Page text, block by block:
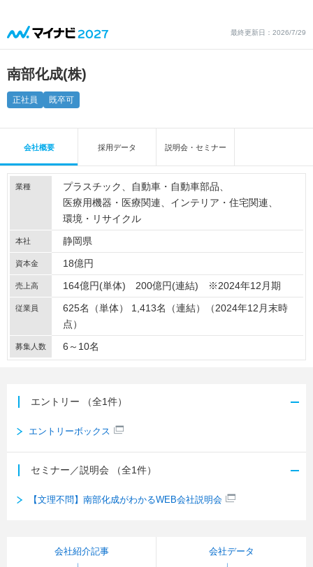
最終更新日：2026/7/29
南部化成(株)
正社員 既卒可
会社概要 採用データ 説明会・セミナー
業種 プラスチック
自動車・自動車部品
医療用機器・医療関連
インテリア・住宅関連
環境・リサイクル
本社 静岡県
資本金 18億円
売上高 164億円(単体) 200億円(連結) ※2024年12月期
従業員
625名（単体） 1,413名（連結）（2024年12月末時
点）
募集人数 6～10名
エントリー （全1件）
エントリーボックス
セミナー／説明会 （全1件）
【文理不問】南部化成がわかるWEB会社説明会
会社紹介記事 会社データ